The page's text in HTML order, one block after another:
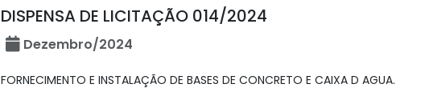
DISPENSA DE LICITAÇÃO 014/2024
Dezembro/2024
FORNECIMENTO E INSTALAÇÃO DE BASES DE CONCRETO E CAIXA D AGUA.